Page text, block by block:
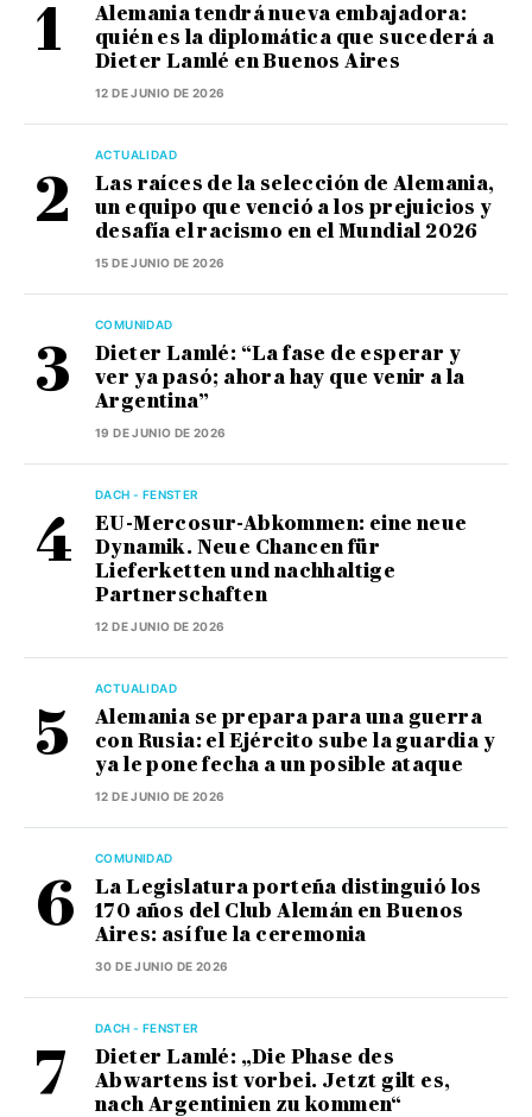
Alemania tendrá nueva embajadora:
quién es la diplomática que sucederá a
Dieter Lamlé en Buenos Aires
12 DE JUNIO DE 2026
ACTUALIDAD
Las raíces de la selección de Alemania,
un equipo que venció a los prejuicios y
desafía el racismo en el Mundial 2026
15 DE JUNIO DE 2026
COMUNIDAD
Dieter Lamlé: “La fase de esperar y
ver ya pasó; ahora hay que venir a la
Argentina”
19 DE JUNIO DE 2026
DACH - FENSTER
EU-Mercosur-Abkommen: eine neue
Dynamik. Neue Chancen für
Lieferketten und nachhaltige
Partnerschaften
12 DE JUNIO DE 2026
ACTUALIDAD
Alemania se prepara para una guerra
con Rusia: el Ejército sube la guardia y
ya le pone fecha a un posible ataque
12 DE JUNIO DE 2026
COMUNIDAD
La Legislatura porteña distinguió los
170 años del Club Alemán en Buenos
Aires: así fue la ceremonia
30 DE JUNIO DE 2026
DACH - FENSTER
Dieter Lamlé: „Die Phase des
Abwartens ist vorbei. Jetzt gilt es,
nach Argentinien zu kommen“